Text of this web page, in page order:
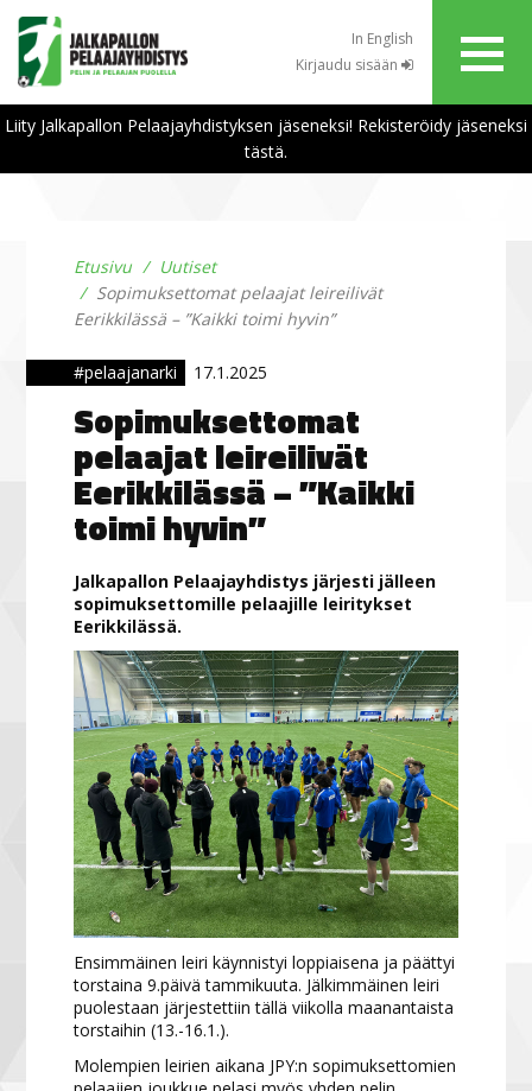
In English
Kirjaudu sisään
Liity Jalkapallon Pelaajayhdistyksen jäseneksi! Rekisteröidy jäseneksi
tästä.
Etusivu
Uutiset
Sopimuksettomat pelaajat leireilivät
Eerikkilässä – ”Kaikki toimi hyvin”
#pelaajanarki 17.1.2025
Sopimuksettomat
pelaajat leireilivät
Eerikkilässä – ”Kaikki
toimi hyvin”
Jalkapallon Pelaajayhdistys järjesti jälleen
sopimuksettomille pelaajille leiritykset
Eerikkilässä.
Ensimmäinen leiri käynnistyi loppiaisena ja päättyi
torstaina 9.päivä tammikuuta. Jälkimmäinen leiri
puolestaan järjestettiin tällä viikolla maanantaista
torstaihin (13.-16.1.).
Molempien leirien aikana JPY:n sopimuksettomien